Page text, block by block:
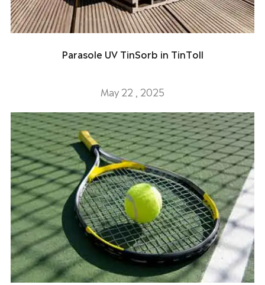
Parasole UV TinSorb in TinToll
May 22 , 2025